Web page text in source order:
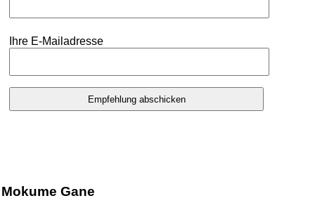
Ihre E-Mailadresse
Mokume Gane